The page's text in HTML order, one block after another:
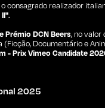
consagrado realizador
.
Prémio DCN Beers, no valor
(Ficção, Documentário e
- Prix Vimeo Candidate
2025